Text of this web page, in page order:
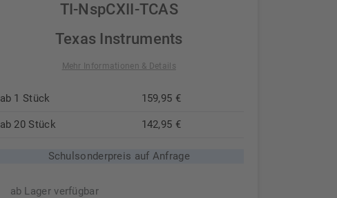
TI-NspCXII-TCAS
Texas Instruments
Mehr Informationen & Details
ab 1 Stück 159,95 €
ab 20 Stück 142,95 €
Schulsonderpreis auf Anfrage
ab Lager verfügbar